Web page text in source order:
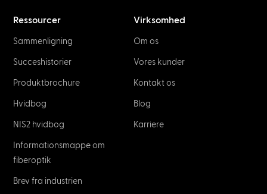
Ressourcer
Sammenligning
Succeshistorier
Produktbrochure
Hvidbog
NIS2 hvidbog
Informationsmappe om
fiberoptik
Brev fra industrien
Virksomhed
Om os
Vores kunder
Kontakt os
Blog
Karriere